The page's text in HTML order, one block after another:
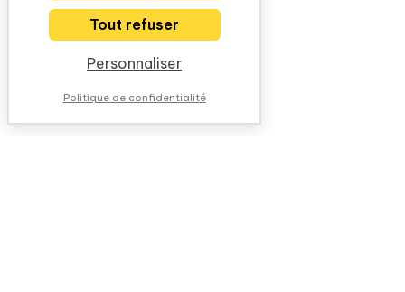
Tout refuser
Personnaliser
Politique de confidentialité